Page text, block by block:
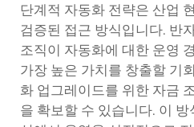
단계적 자동화 전략은 산업
검증된 접근 방식입니다. 반
조직이 자동화에 대한 운영
가장 높은 가치를 창출할 기
화 업그레이드를 위한 자금
을 확보할 수 있습니다. 이